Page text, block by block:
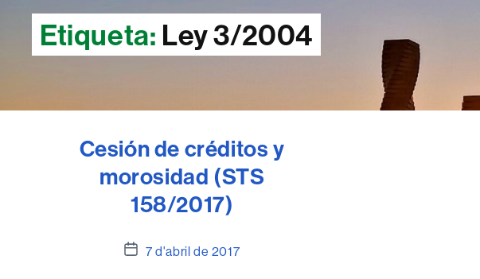
Etiqueta: Ley 3/2004
Cesión de créditos y
morosidad (STS
158/2017)
Data7 d'abril de 2017